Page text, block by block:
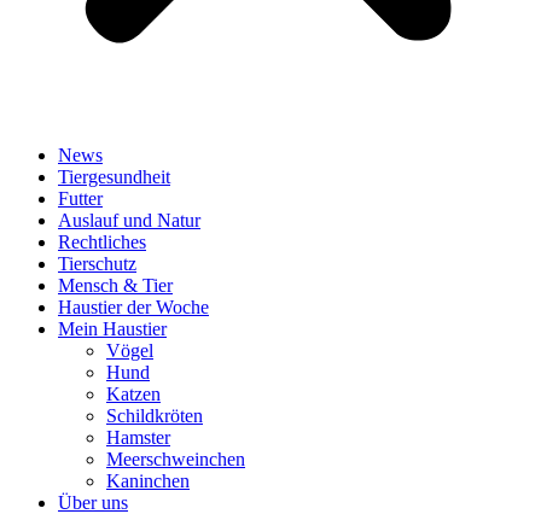
News
Tiergesundheit
Futter
Auslauf und Natur
Rechtliches
Tierschutz
Mensch & Tier
Haustier der Woche
Mein Haustier
Vögel
Hund
Katzen
Schildkröten
Hamster
Meerschweinchen
Kaninchen
Über uns